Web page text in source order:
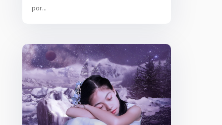
por...